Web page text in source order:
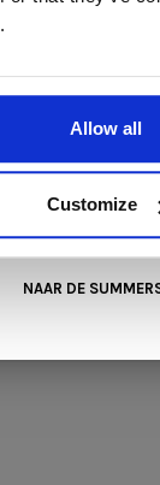
Allow all
Customize
van 0
Ook dan
geheel naar wens
mag verwachten.
showroom, doe
tijdens de
. De koffie of thee
NAAR DE